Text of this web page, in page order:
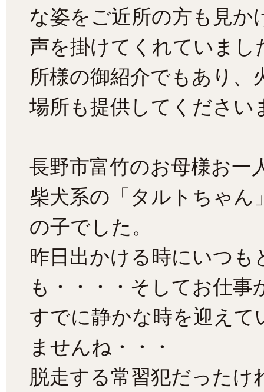
な姿をご近所の方も見か
声を掛けてくれていまし
所様の御紹介でもあり、
場所も提供してください
長野市富竹のお母様お一
柴犬系の「タルトちゃん
の子でした。
昨日出かける時にいつ
も・・・・そしてお仕事
すでに静かな時を迎えて
ませんね・・・
脱走する常習犯だったけ